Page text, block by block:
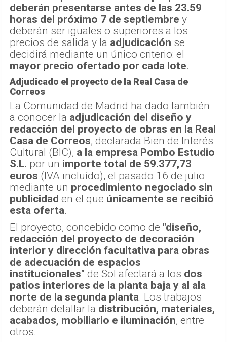
deberán presentarse antes de las 23.59
horas del próximo 7 de septiembre y
deberán ser iguales o superiores a los
precios de salida y la adjudicación se
decidirá mediante un único criterio: el
mayor precio ofertado por cada lote.
Adjudicado el proyecto de la Real Casa de
Correos
La Comunidad de Madrid ha dado también
a conocer la adjudicación del diseño y
redacción del proyecto de obras en la Real
Casa de Correos, declarada Bien de Interés
Cultural (BIC), a la empresa Pombo Estudio
S.L. por un importe total de 59.377,73
euros (IVA incluído), el pasado 16 de julio
mediante un procedimiento negociado sin
publicidad en el que únicamente se recibió
esta oferta.
El proyecto, concebido como de "diseño,
redacción del proyecto de decoración
interior y dirección facultativa para obras
de adecuación de espacios
institucionales" de Sol afectará a los dos
patios interiores de la planta baja y al ala
norte de la segunda planta. Los trabajos
deberán detallar la distribución, materiales,
acabados, mobiliario e iluminación, entre
otros.